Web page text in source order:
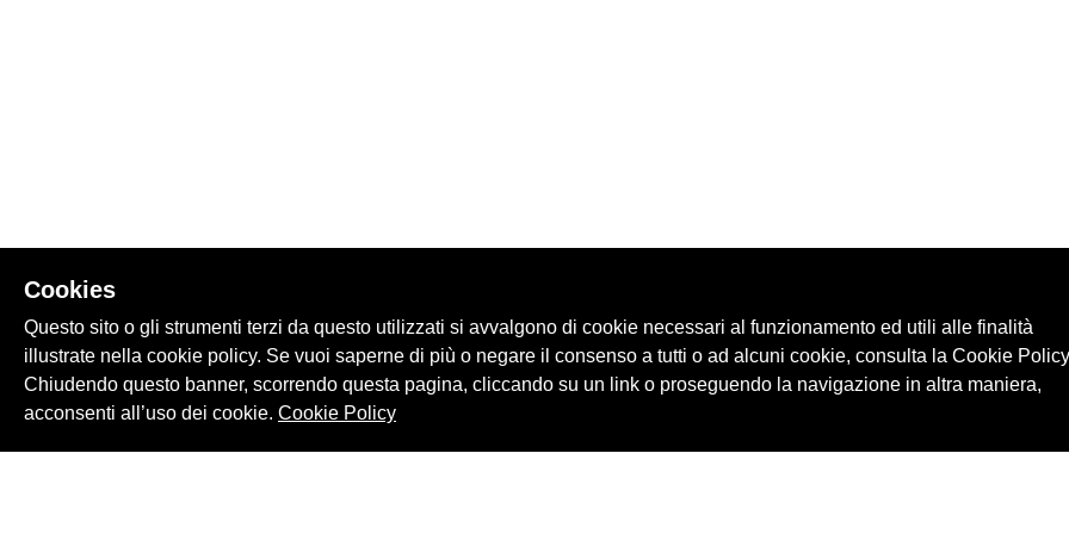
Cookies
Questo sito o gli strumenti terzi da questo utilizzati si avvalgono di cookie necessari al funzionamento ed utili alle finalità
illustrate nella cookie policy. Se vuoi saperne di più o negare il consenso a tutti o ad alcuni cookie, consulta la Cookie
Chiudendo questo banner, scorrendo questa pagina, cliccando su un link o proseguendo la navigazione in altra maniera,
acconsenti all’uso dei cookie. Cookie Policy